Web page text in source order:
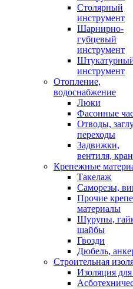
Столярный
инструмент
Шарнирно-
губцевый
инструмент
инструмент
Отопление,
водоснабжение
Люки
Фасонные
Отводы,
переходы
Задвижки,
вентиля,
Крепежные
Такелаж
Саморезы,
Прочие
материалы
Шурупы,
шайбы
Гвозди
Дюбель,
Строительная
Изоляция